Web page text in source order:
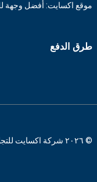
موقع اكسايت: أفضل وجهة
طرق الدفع
© ٢٠٢٦ شركة اكسايت للتجارة العامة ش.ش.و